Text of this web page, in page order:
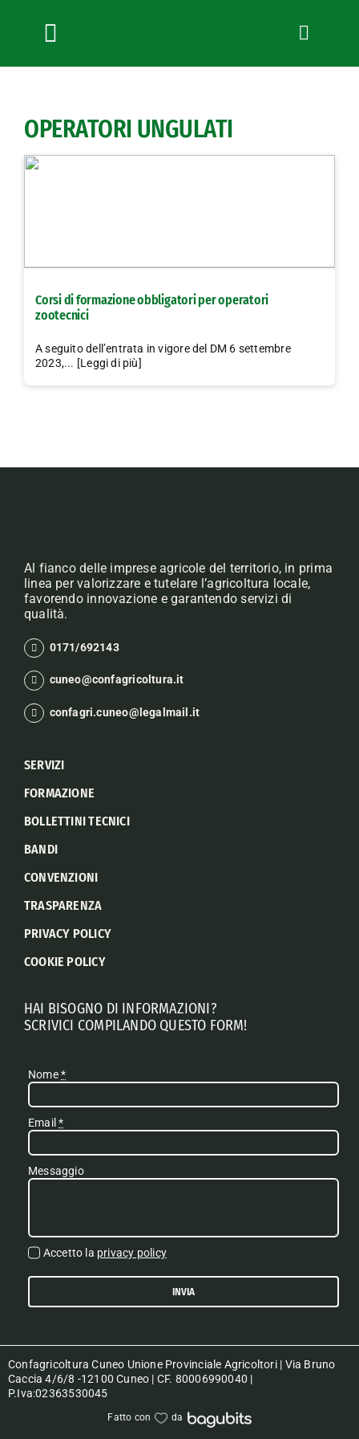
Toggle
Navigation
News
Bandi
Lavora con noi
OPERATORI UNGULATI
Corsi di formazione obbligatori per operatori
zootecnici
A seguito dell’entrata in vigore del DM 6 settembre
2023,... [Leggi di più]
Al fianco delle imprese agricole del territorio, in prima
linea per valorizzare e tutelare l’agricoltura locale,
favorendo innovazione e garantendo servizi di
qualità.
0171/692143
cuneo@confagricoltura.it
confagri.cuneo@legalmail.it
SERVIZI
FORMAZIONE
BOLLETTINI TECNICI
BANDI
CONVENZIONI
TRASPARENZA
PRIVACY POLICY
COOKIE POLICY
HAI BISOGNO DI INFORMAZIONI?
SCRIVICI COMPILANDO QUESTO FORM!
Nome*
Email*
Messaggio
Accetto la privacy policy
INVIA
Confagricoltura Cuneo Unione Provinciale Agricoltori | Via Bruno
Caccia 4/6/8 -12100 Cuneo | CF. 80006990040 |
P.Iva:02363530045
Fatto con da